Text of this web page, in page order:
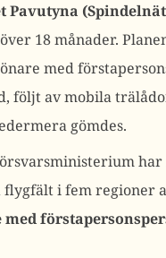
Pavutyna
18 månader.
med
följt av mobila
gömdes.
i fem regioner
med